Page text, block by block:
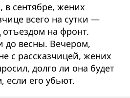
сентябре, жених
всего на сутки —
отъездом на фронт.
до весны. Вечером,
с рассказчицей, жених
долго ли она будет
если его убьют.